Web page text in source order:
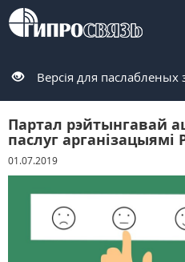
Версія для паслабленых
Партал рэйтынгавай
паслуг арганізацыямі
01.07.2019